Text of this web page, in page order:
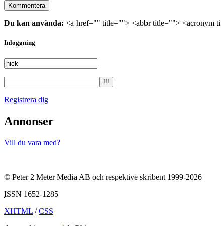
Du kan använda: <a href="" title=""> <abbr title=""> <acronym
Inloggning
Registrera dig
Annonser
Vill du vara med?
© Peter 2 Meter Media AB och respektive skribent 1999-2026
ISSN 1652-1285
XHTML /CSS